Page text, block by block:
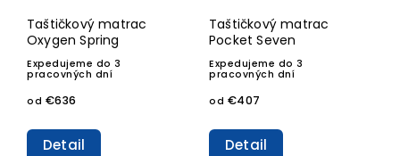
Taštičkový matrac
Oxygen Spring
Expedujeme do 3
pracovných dní
od €636
Detail
Taštičkový matrac
Pocket Seven
Expedujeme do 3
pracovných dní
od €407
Detail